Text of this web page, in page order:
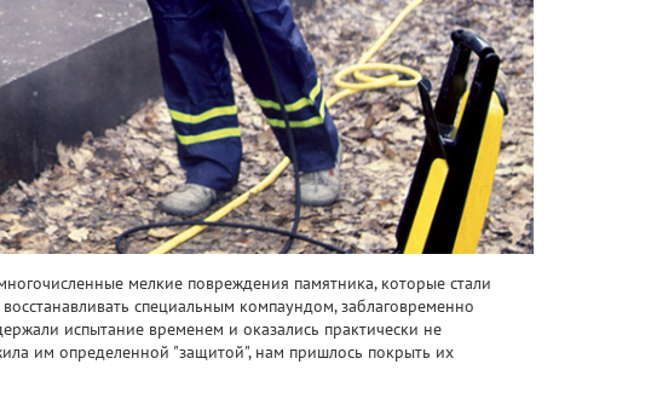
мелкие повреждения памятника, которые стали
специальным компаундом, заблаговременно
испытание временем и оказались практически не
им определенной "защитой", нам пришлось покрыть их